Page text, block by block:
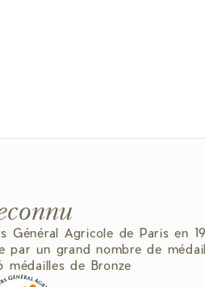
Général Agricole de Paris en
par un grand nombre de
médailles de Bronze